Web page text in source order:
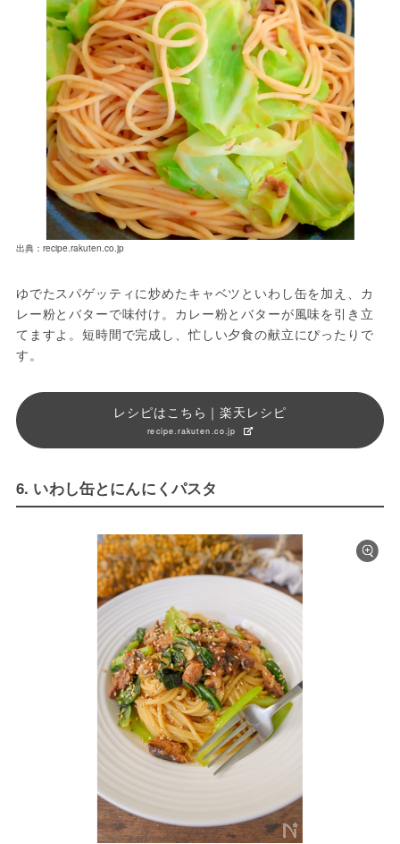
出典：recipe.rakuten.co.jp
ゆでたスパゲッティに炒めたキャベツといわし缶を加え、カ
レー粉とバターで味付け。カレー粉とバターが風味を引き立
てますよ。短時間で完成し、忙しい夕食の献立にぴったりで
す。
レシピはこちら｜楽天レシピ
recipe.rakuten.co.jp
6. いわし缶とにんにくパスタ